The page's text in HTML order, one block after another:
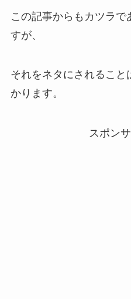
この記事からもカツラで
すが、
それをネタにされること
かります。
スポン